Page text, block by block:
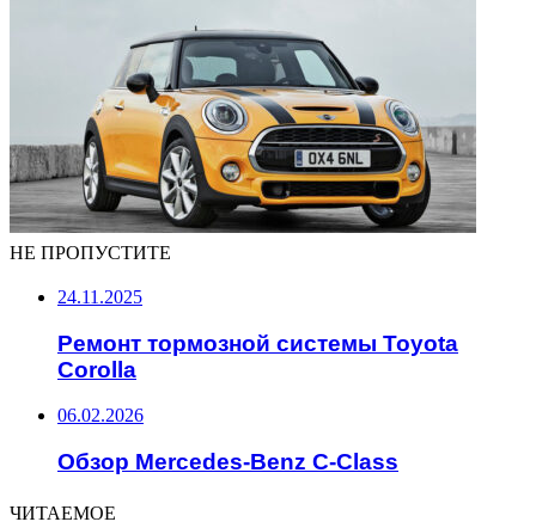
НЕ ПРОПУСТИТЕ
24.11.2025
Ремонт тормозной системы Toyota
Corolla
06.02.2026
Обзор Mercedes-Benz C-Class
ЧИТАЕМОЕ